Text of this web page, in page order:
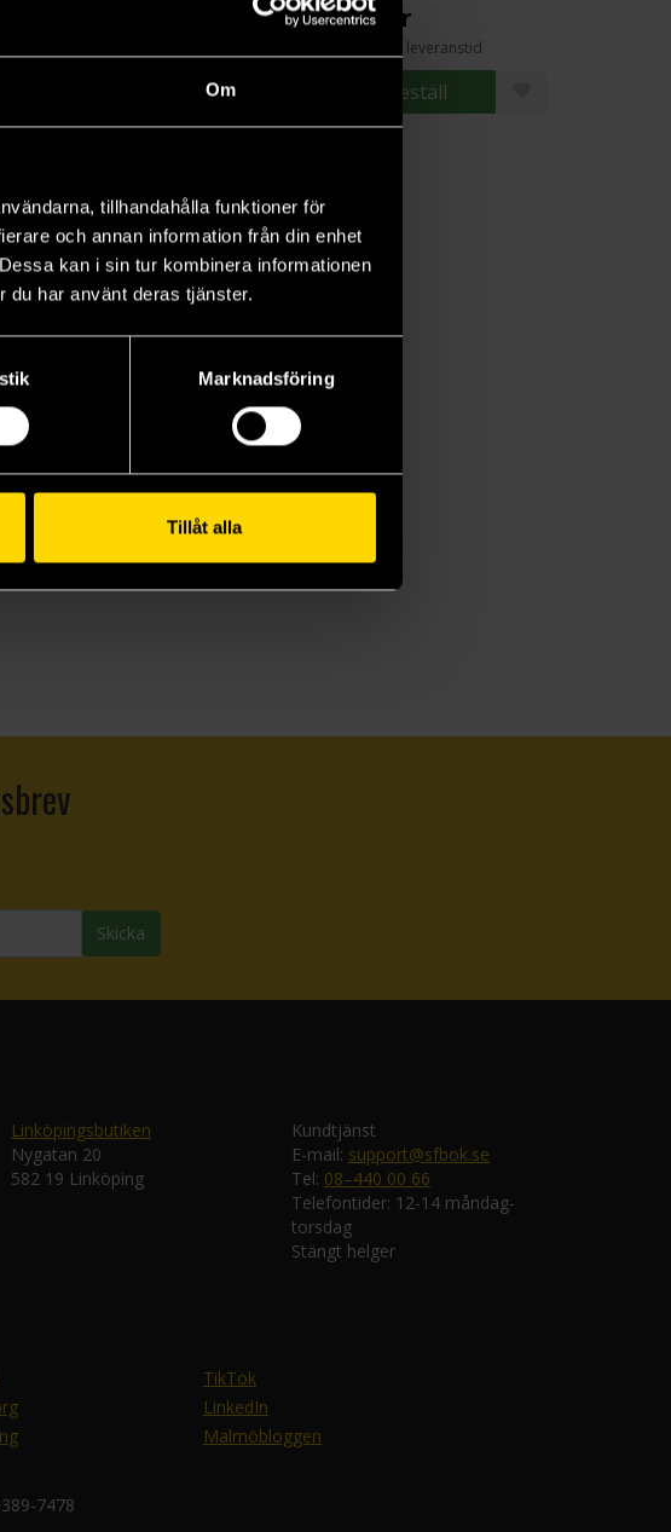
Om
tillhandahålla funktioner för
och annan information från din enhet
kan i sin tur kombinera informationen
du har använt deras tjänster.
Marknadsföring
Tillåt alla
Beställ
319 kr
Längre leveranstid
Beställ
Skicka
Linköpingsbutiken
Nygatan 20
582 19 Linköping
Kundtjänst
E-mail: support@sfbok.se
Tel: 08–440 00 66
Telefontider: 12-14 måndag-
torsdag
Stängt helger
TikTok
LinkedIn
Malmöbloggen
7478